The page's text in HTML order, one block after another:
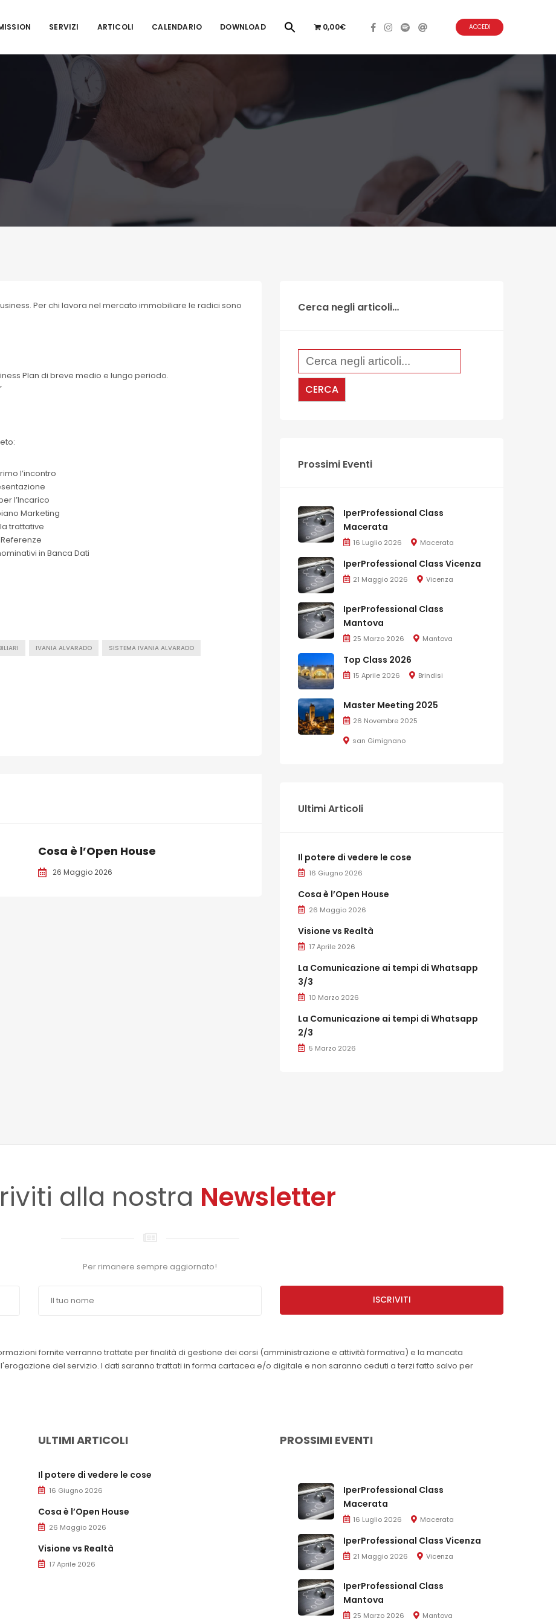
SERVIZI ARTICOLI CALENDARIO DOWNLOAD 0,00€ ACCEDI
Per chi lavora nel mercato immobiliare le radici sono
Plan di breve medio e lungo periodo.
l’incontro
l’Incarico
Marketing
trattative
in Banca Dati
IVANIA ALVARADO SISTEMA IVANIA ALVARADO
Cosa è l’Open House
26 Maggio 2026
Cerca negli articoli…
Prossimi Eventi
IperProfessional Class
Macerata
16 Luglio 2026 Macerata
IperProfessional Class Vicenza
21 Maggio 2026 Vicenza
IperProfessional Class
Mantova
25 Marzo 2026 Mantova
Top Class 2026
15 Aprile 2026 Brindisi
Master Meeting 2025
26 Novembre 2025
san Gimignano
Ultimi Articoli
Il potere di vedere le cose
16 Giugno 2026
Cosa è l’Open House
26 Maggio 2026
Visione vs Realtà
17 Aprile 2026
La Comunicazione ai tempi di Whatsapp
3/3
10 Marzo 2026
La Comunicazione ai tempi di Whatsapp
2/3
5 Marzo 2026
alla nostra Newsletter
Per rimanere sempre aggiornato!
ISCRIVITI
fornite verranno trattate per finalità di gestione dei corsi (amministrazione e attività formativa) e la mancata
del servizio. I dati saranno trattati in forma cartacea e/o digitale e non saranno ceduti a terzi fatto salvo per
ULTIMI ARTICOLI
Il potere di vedere le cose
16 Giugno 2026
Cosa è l’Open House
26 Maggio 2026
Visione vs Realtà
17 Aprile 2026
PROSSIMI EVENTI
IperProfessional Class
Macerata
16 Luglio 2026 Macerata
IperProfessional Class Vicenza
21 Maggio 2026 Vicenza
IperProfessional Class
Mantova
25 Marzo 2026 Mantova